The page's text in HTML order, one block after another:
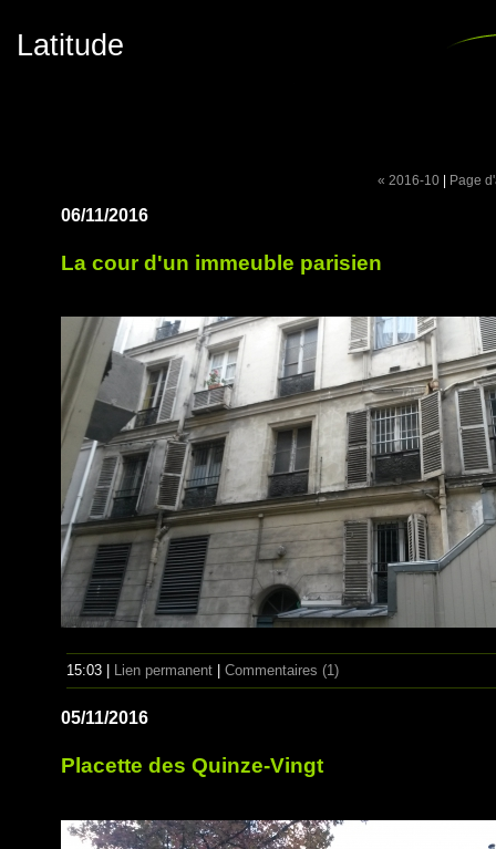
Latitude
« 2016-10 | Page
06/11/2016
La cour d'un immeuble parisien
15:03 | Lien permanent Commentaires (1)
05/11/2016
Placette des Quinze-Vingt